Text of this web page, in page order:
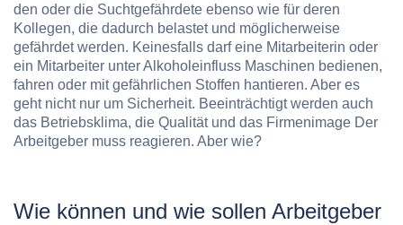
den oder die Suchtgefährdete ebenso wie für deren
Kollegen, die dadurch belastet und möglicherweise
gefährdet werden. Keinesfalls darf eine Mitarbeiterin oder
ein Mitarbeiter unter Alkoholeinfluss Maschinen bedienen,
fahren oder mit gefährlichen Stoffen hantieren. Aber es
geht nicht nur um Sicherheit. Beeinträchtigt werden auch
das Betriebsklima, die Qualität und das Firmenimage Der
Arbeitgeber muss reagieren. Aber wie?
Wie können und wie sollen Arbeitgeber